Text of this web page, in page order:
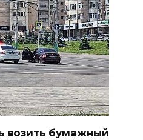
возить бумажный